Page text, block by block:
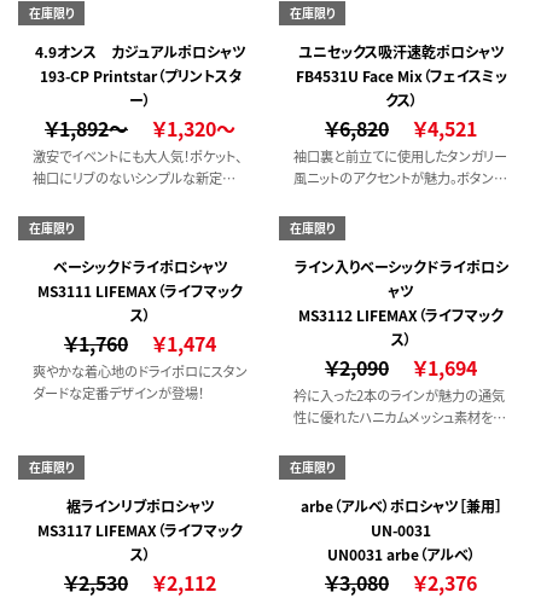
なやかなストレッチ性も魅力の長袖ポ
ロシャツ。
在庫限り
4.9オンス カジュアルポロシャツ
193-CP Printstar（プリントスタ
ー）
￥1,892～ ￥1,320～
激安でイベントにも大人気！ポケット、
袖口にリブのないシンプルな新定番
着られるポロシャツです。
在庫限り
ユニセックス吸汗速乾ポロシャツ
FB4531U Face Mix（フェイスミッ
クス）
￥6,820 ￥4,521
袖口裏と前立てに使用したタンガリー
風ニットのアクセントが魅力。ボタンダ
の良さと引き立たせる快適ポロシャツ
です。
在庫限り
ベーシックドライポロシャツ
MS3111 LIFEMAX（ライフマック
ス）
￥1,760 ￥1,474
爽やかな着心地のドライポロにスタン
ダードな定番デザインが登場！
在庫限り
ライン入りベーシックドライポロシ
ャツ
MS3112 LIFEMAX（ライフマック
ス）
￥2,090 ￥1,694
衿に入った2本のラインが魅力の通気
性に優れたハニカムメッシュ素材を使
在庫限り
裾ラインリブポロシャツ
MS3117 LIFEMAX（ライフマック
ス）
￥2,530 ￥2,112
在庫限り
arbe（アルベ）ポロシャツ［兼用］
UN-0031
UN0031 arbe（アルベ）
￥3,080 ￥2,376